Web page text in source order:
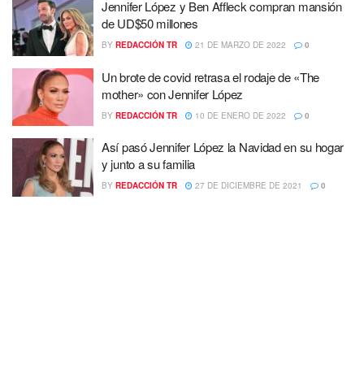
Jennifer López y Ben Affleck compran mansión
de UD$50 millones
BY REDACCIÓN TR 21 DE MARZO DE 2022 0
Un brote de covid retrasa el rodaje de «The
mother» con Jennifer López
BY REDACCIÓN TR 10 DE ENERO DE 2022 0
Así pasó Jennifer López la Navidad en su hogar
y junto a su familia
BY REDACCIÓN TR 27 DE DICIEMBRE DE 2021 0